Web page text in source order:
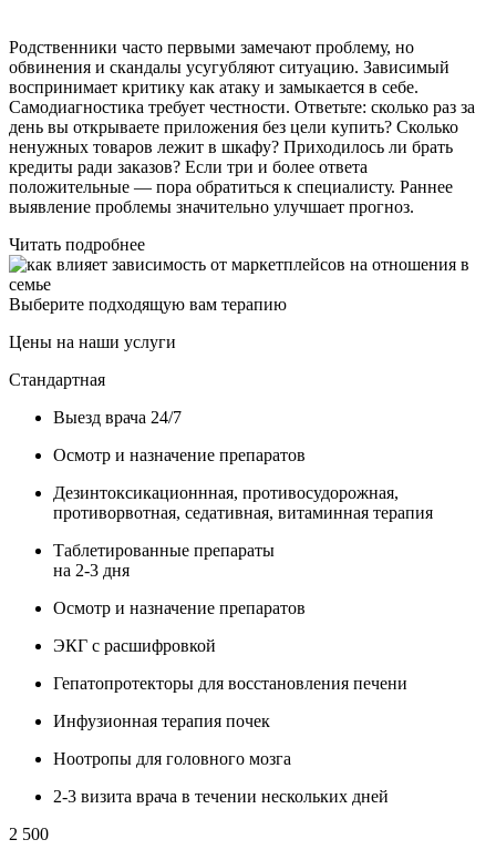
Родственники часто первыми замечают проблему, но
обвинения и скандалы усугубляют ситуацию. Зависимый
воспринимает критику как атаку и замыкается в себе.
Самодиагностика требует честности. Ответьте: сколько раз за
день вы открываете приложения без цели купить? Сколько
ненужных товаров лежит в шкафу? Приходилось ли брать
кредиты ради заказов? Если три и более ответа
положительные — пора обратиться к специалисту. Раннее
выявление проблемы значительно улучшает прогноз.
Читать подробнее
Выберите подходящую вам терапию
Цены на наши услуги
Стандартная
Выезд врача 24/7
Осмотр и назначение препаратов
Дезинтоксикационнная, противосудорожная,
противорвотная, седативная, витаминная терапия
Таблетированные препараты
на 2-3 дня
Осмотр и назначение препаратов
ЭКГ с расшифровкой
Гепатопротекторы для восстановления печени
Инфузионная терапия почек
Ноотропы для головного мозга
2-3 визита врача в течении нескольких дней
2 500